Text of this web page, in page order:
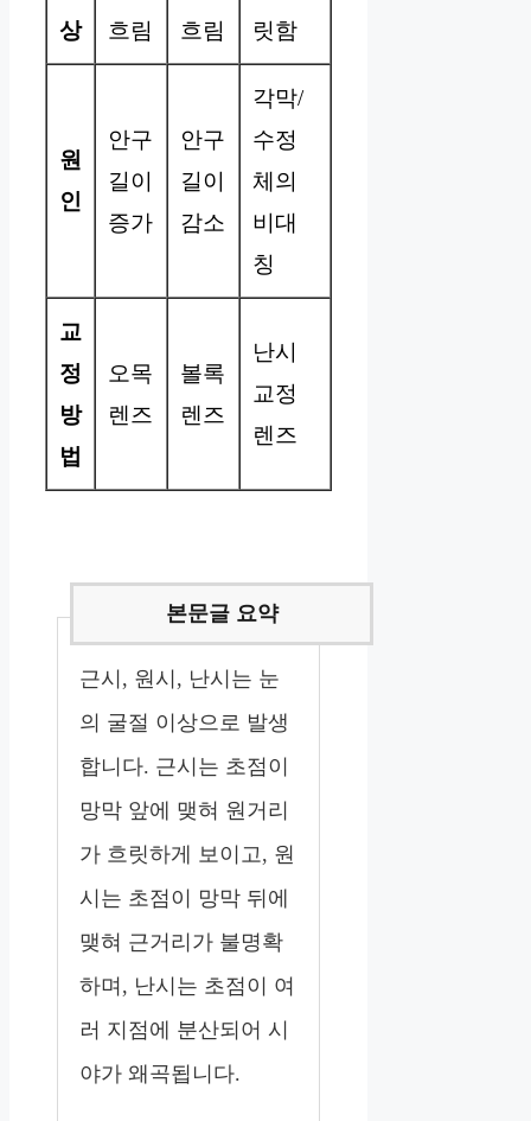
상
흐림
흐림
릿함
원
인
안구
길이
증가
안구
길이
감소
각막/
수정
체의
비대
칭
교
정
방
법
오목
렌즈
볼록
렌즈
난시
교정
렌즈
근시, 원시, 난시는 눈
의 굴절 이상으로 발생
합니다. 근시는 초점이
망막 앞에 맺혀 원거리
가 흐릿하게 보이고, 원
시는 초점이 망막 뒤에
맺혀 근거리가 불명확
하며, 난시는 초점이 여
러 지점에 분산되어 시
야가 왜곡됩니다.